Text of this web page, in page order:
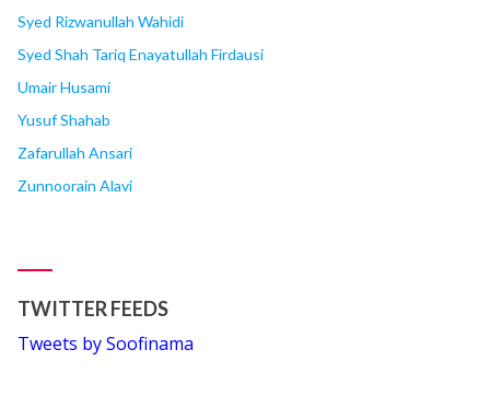
Syed Rizwanullah Wahidi
Syed Shah Tariq Enayatullah Firdausi
Umair Husami
Yusuf Shahab
Zafarullah Ansari
Zunnoorain Alavi
TWITTER FEEDS
Tweets by Soofinama